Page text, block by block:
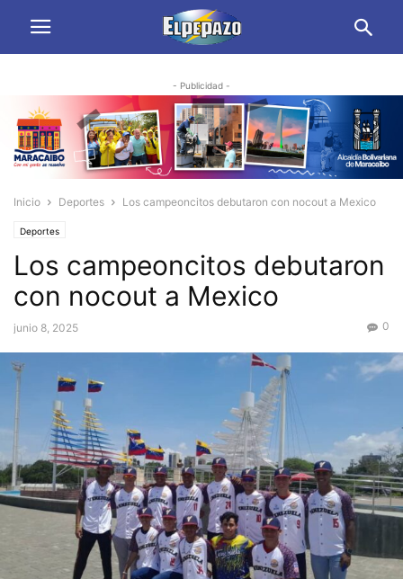
- Publicidad -
Inicio Deportes Los campeoncitos debutaron con nocout a Mexico
Deportes
Los campeoncitos debutaron
con nocout a Mexico
junio 8, 2025 0